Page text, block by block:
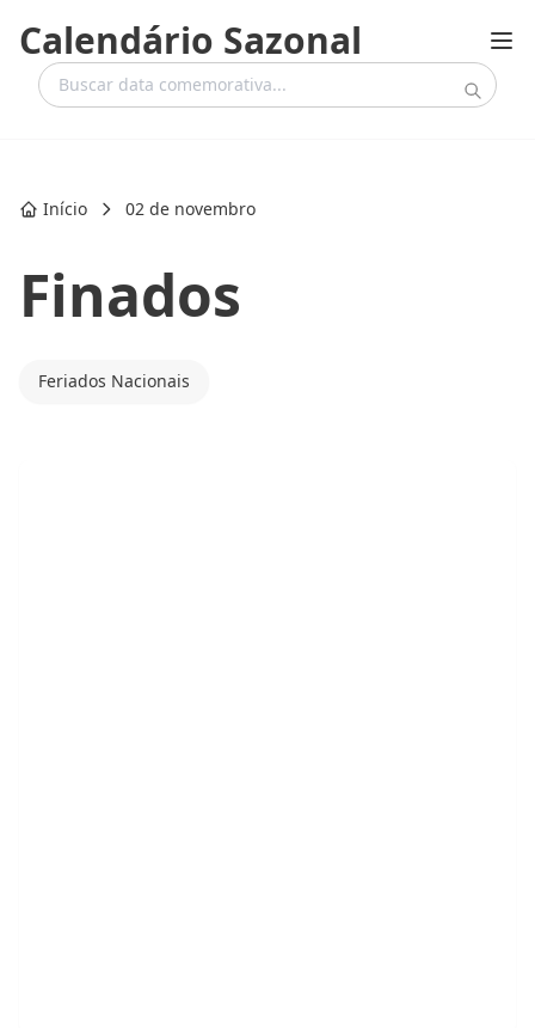
Calendário Sazonal
Início 02 de novembro
Finados
Feriados Nacionais